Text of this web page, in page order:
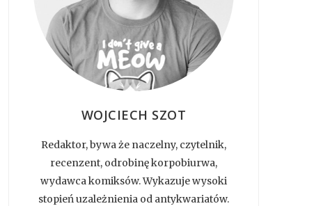
WOJCIECH SZOT
Redaktor, bywa że naczelny, czytelnik,
recenzent, odrobinę korpobiurwa,
wydawca komiksów. Wykazuje wysoki
stopień uzależnienia od antykwariatów.